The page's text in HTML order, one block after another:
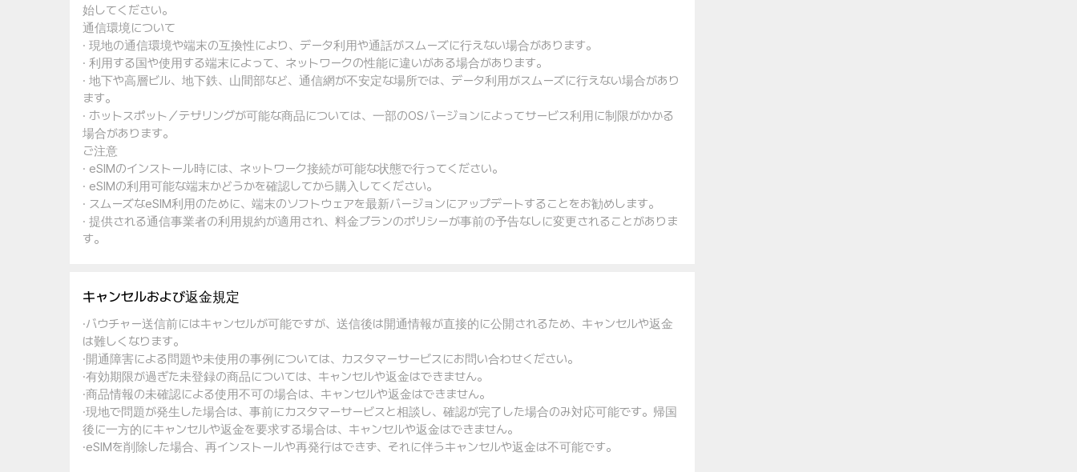
始してください。
通信環境について
· 現地の通信環境や端末の互換性により、データ利用や通話がスムーズに行えない場合があります。
· 利用する国や使用する端末によって、ネットワークの性能に違いがある場合があります。
· 地下や高層ビル、地下鉄、山間部など、通信網が不安定な場所では、データ利用がスムーズに行えない場合があり
ます。
· ホットスポット／テザリングが可能な商品については、一部のOSバージョンによってサービス利用に制限がかかる
場合があります。
ご注意
· eSIMのインストール時には、ネットワーク接続が可能な状態で行ってください。
· eSIMの利用可能な端末かどうかを確認してから購入してください。
· スムーズなeSIM利用のために、端末のソフトウェアを最新バージョンにアップデートすることをお勧めします。
· 提供される通信事業者の利用規約が適用され、料金プランのポリシーが事前の予告なしに変更されることがありま
す。
キャンセルおよび返金規定
·バウチャー送信前にはキャンセルが可能ですが、送信後は開通情報が直接的に公開されるため、キャンセルや返金
は難しくなります。
·開通障害による問題や未使用の事例については、カスタマーサービスにお問い合わせください。
·有効期限が過ぎた未登録の商品については、キャンセルや返金はできません。
·商品情報の未確認による使用不可の場合は、キャンセルや返金はできません。
·現地で問題が発生した場合は、事前にカスタマーサービスと相談し、確認が完了した場合のみ対応可能です。帰国
後に一方的にキャンセルや返金を要求する場合は、キャンセルや返金はできません。
·eSIMを削除した場合、再インストールや再発行はできず、それに伴うキャンセルや返金は不可能です。